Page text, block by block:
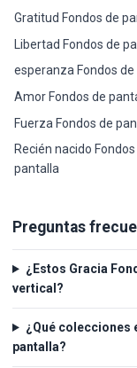
Gratitud Fondos de
Libertad Fondos de
esperanza Fondos
Amor Fondos de
Fuerza Fondos de
Recién nacido Fondos
pantalla
Preguntas
¿Estos Gracia
vertical?
¿Qué colecciones
pantalla?